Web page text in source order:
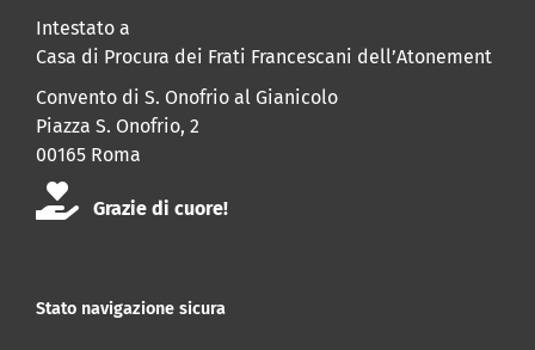
Intestato a
Casa di Procura dei Frati Francescani dell’Atonement
Convento di S. Onofrio al Gianicolo
Piazza S. Onofrio, 2
00165 Roma
Grazie di cuore!
Stato navigazione sicura